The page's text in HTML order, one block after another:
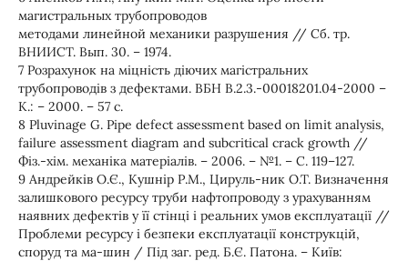
магистральных трубопроводов
методами линейной механики разрушения // Сб. тр.
ВНИИСТ. Вып. 30. – 1974.
7 Розрахунок на міцність діючих магістральних
трубопроводів з дефектами. ВБН В.2.3.-00018201.04-2000 –
К.: – 2000. – 57 с.
8 Pluvinage G. Pipe defect assessment based on limit analysis,
failure assessment diagram and subcritical crack growth //
Фіз.-хім. механіка матеріалів. – 2006. – №1. – С. 119–127.
9 Андрейків О.Є., Кушнір Р.М., Цируль-ник О.Т. Визначення
залишкового ресурсу труби нафтопроводу з урахуванням
наявних дефектів у її стінці і реальних умов експлуатації //
Проблеми ресурсу і безпеки експлуатації конструкцій,
споруд та ма-шин / Під заг. ред. Б.Є. Патона. – Київ: